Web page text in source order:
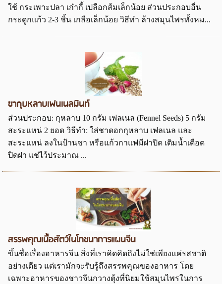
ใช้ กระเพาะปลา เก๋ากี้ เปลือกส้มเล็กน้อย ส่วนประกอบอื่น
กระดูกแก้ว 2-3 ชิ้น เกลือเล็กน้อย วิธีทำ ล้างสมุนไพรทั้งหม...
ชากุบหลาบเฟนเนลมินท์
ส่วนประกอบ: กุหลาบ 10 กรัม เฟลเนล (Fennel Seeds) 5 กรัม
สะระแหน่ 2 ยอด วิธีทำ: ใส่ชาดอกกุหลาบ เฟลเนล และ
สะระแหน่ ลงในป้านชา หรือแก้วกาแฟมีฝาปิด เติมน้ำเดือด
ปิดฝา แช่ไว้ประมาณ ...
สรรพคุณเนื้อสัตว์ในโภชนาการแผนจีน
ขึ้นชื่อเรื่องอาหารจีน สิ่งที่เราคิดคิดถึงไม่ใช่เพียงแค่รสชาติ
อย่างเดียว แต่เรามักจะรับรู้ถึงสรรพคุณของอาหาร โดย
เฉพาะอาหารของชาวจีนกวางตุ้งที่นิยมใช้สมุนไพรในการ